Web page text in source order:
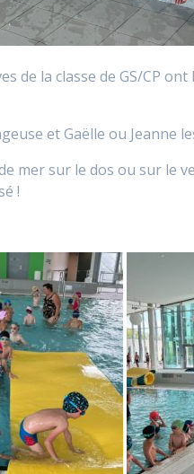
de la classe de GS/CP
et Gaëlle ou Jeanne
mer sur le dos ou sur le
!